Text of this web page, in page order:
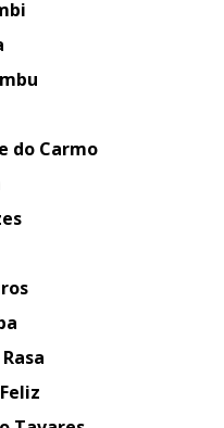
do Carmo
Rasa